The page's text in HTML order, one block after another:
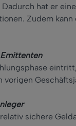
hat er
Zudem
vorigen
sichere